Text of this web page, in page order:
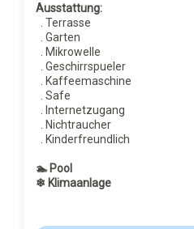
Ausstattung:
. Terrasse
. Garten
. Mikrowelle
. Geschirrspueler
. Kaffeemaschine
. Safe
. Internetzugang
. Nichtraucher
. Kinderfreundlich
🏊 Pool
❄ Klimaanlage